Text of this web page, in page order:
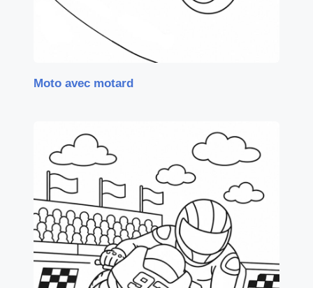
Moto avec motard